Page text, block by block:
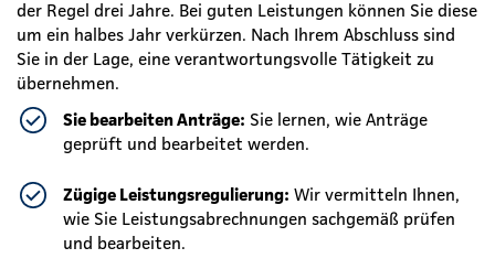
der Regel drei Jahre. Bei guten Leistungen können Sie diese
um ein halbes Jahr verkürzen. Nach Ihrem Abschluss sind
Sie in der Lage, eine verantwortungsvolle Tätigkeit zu
übernehmen.
Sie bearbeiten Anträge: Sie lernen, wie Anträge
geprüft und bearbeitet werden.
Zügige Leistungsregulierung: Wir vermitteln Ihnen,
wie Sie Leistungsabrechnungen sachgemäß prüfen
und bearbeiten.